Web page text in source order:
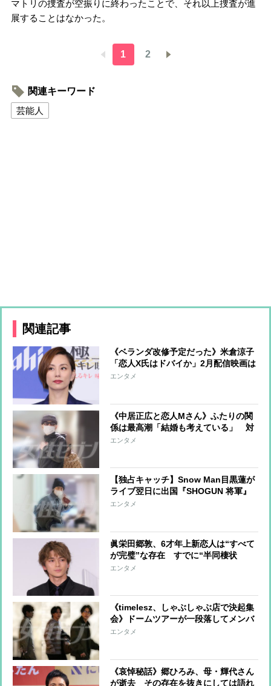
マトリの捜査が空振りに終わったことで、それ以上捜査が進
展することはなかった。
1 2
関連キーワード
芸能人
関連記事
《ベランダ改修予定だった》米倉涼子
「恋人X氏はドバイか」2月配信映画は
着々と進行も、愛犬とともに帰国を待
エンタメ
《中居正広と恋人Mさん》ふたりの関
係は最高潮「結婚も考えている」 対
照的に余裕ゼロのフジテレビは過剰な
エンタメ
【独占キャッチ】Snow Man目黒蓮が
ライブ翌日に出国『SHOGUN 将軍』
の撮影でカナダへ 空港にメンバー2
エンタメ
眞栄田郷敦、6才年上新恋人は“すべて
が完璧”な存在 すでに“半同棲状
態”で周囲には「いつ週刊誌に撮られ
エンタメ
《timelesz、しゃぶしゃぶ店で決起集
会》ドームツアーが一段落してメンバ
ー8人が集結 複数のスタッフがぐる
エンタメ
《哀悼秘話》郷ひろみ、母・輝代さん
が逝去 その存在を抜きにしては語れ